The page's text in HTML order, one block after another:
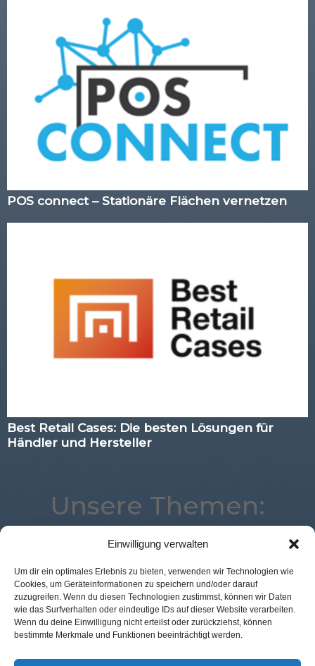
Einwilligung verwalten
Um dir ein optimales Erlebnis zu bieten, verwenden wir Technologien wie
Cookies, um Geräteinformationen zu speichern und/oder darauf
zuzugreifen. Wenn du diesen Technologien zustimmst, können wir Daten
wie das Surfverhalten oder eindeutige IDs auf dieser Website verarbeiten.
Wenn du deine Einwilligung nicht erteilst oder zurückziehst, können
bestimmte Merkmale und Funktionen beeinträchtigt werden.
POS connect – Stationäre Flächen vernetzen
Best Retail Cases: Die besten Lösungen für
Händler und Hersteller
Unsere Themen:
Voice Augmented Reality Loyalty
Corona
Advertising
Analytics Expertenwissen
Mobile
POS Connect
Logistik
Location
Best Retail Cases
eCommerce Studie
Digital